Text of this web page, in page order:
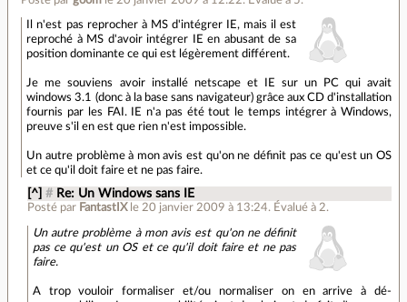
Il n'est pas reprocher à MS d'intégrer IE, mais il est
reproché à MS d'avoir intégrer IE en abusant de sa
position dominante ce qui est légèrement différent.
Je me souviens avoir installé netscape et IE sur un PC qui avait
windows 3.1 (donc à la base sans navigateur) grâce aux CD d'installation
fournis par les FAI. IE n'a pas été tout le temps intégrer à Windows,
preuve s'il en est que rien n'est impossible.
Un autre problème à mon avis est qu'on ne définit pas ce qu'est un OS
et ce qu'il doit faire et ne pas faire.
[^] # Re: Un Windows sans IE
Posté par FantastIX le 20 janvier 2009 à 13:24.Évalué à 2.
Un autre problème à mon avis est qu'on ne définit
pas ce qu'est un OS et ce qu'il doit faire et ne pas
faire.
A trop vouloir formaliser et/ou normaliser on en arrive à dé-